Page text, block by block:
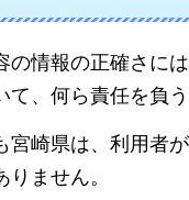
の情報の正確さに
、何ら責任を負
宮崎県は、利用者
ません。